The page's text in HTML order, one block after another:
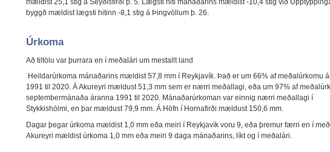
mældist 25,1 stig á Seyðisfirði þ. 5. Lægsti hiti mánaðarins mældist -10,4 stig við
byggð mældist lægsti hitinn -8,1 stig á Þingvöllum þ. 26.
Úrkoma
Að tiltölu var þurrara en í meðalári um mestallt land
Heildarúrkoma mánaðarins mældist 57,8 mm í Reykjavík. Það er um 66% af meðalúrkomu
1991 til 2020. Á Akureyri mældust 51,3 mm sem er nærri meðallagi, eða um 97% af
septembermánaða áranna 1991 til 2020. Mánaðarúrkoman var einnig nærri meðallagi í
Stykkishólmi, en þar mældust 79,9 mm. Á Höfn í Hornafirði mældust 150,6 mm.
Dagar þegar úrkoma mældist 1,0 mm eða meiri í Reykjavík voru 9, eða þremur færri en í
Akureyri mældist úrkoma 1,0 mm eða meiri 9 daga mánaðarins, líkt og í meðalári.